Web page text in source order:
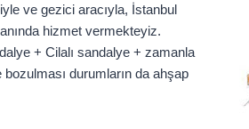
ve gezici aracıyla, İstanbul
hizmet vermekteyiz.
+ Cilalı sandalye + zamanla
durumların da ahşap